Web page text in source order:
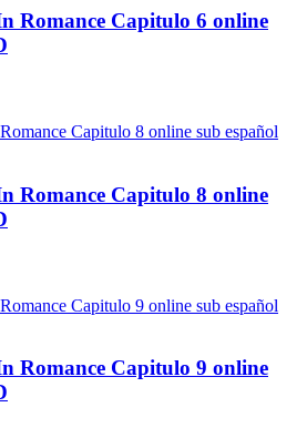
Romance Capitulo 6 online
Romance Capitulo 8 online
Romance Capitulo 9 online